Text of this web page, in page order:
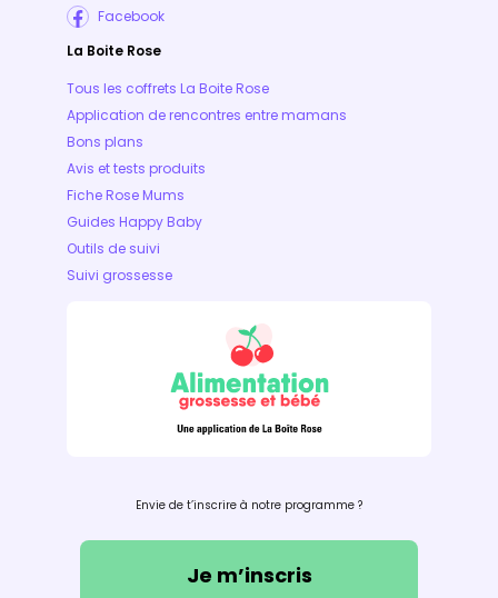
Facebook
La Boite Rose
Tous les coffrets La Boite Rose
Application de rencontres entre mamans
Bons plans
Avis et tests produits
Fiche Rose Mums
Guides Happy Baby
Outils de suivi
Suivi grossesse
Envie de t’inscrire à notre programme ?
Je m’inscris